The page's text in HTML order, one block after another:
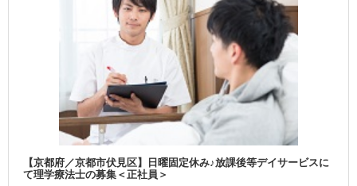
【京都府／京都市伏見区】日曜固定休み♪放課後等デイサービスに
て理学療法士の募集＜正社員＞